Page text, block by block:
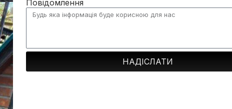
Повідомлення
НАДІСЛАТИ